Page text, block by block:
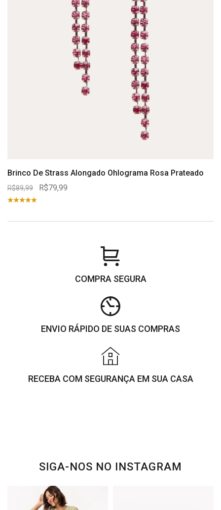
Brinco De Strass Alongado Ohlograma Rosa Prateado
R$89,99 R$79,99
COMPRA SEGURA
ENVIO RÁPIDO DE SUAS COMPRAS
RECEBA COM SEGURANÇA EM SUA CASA
SIGA-NOS NO INSTAGRAM